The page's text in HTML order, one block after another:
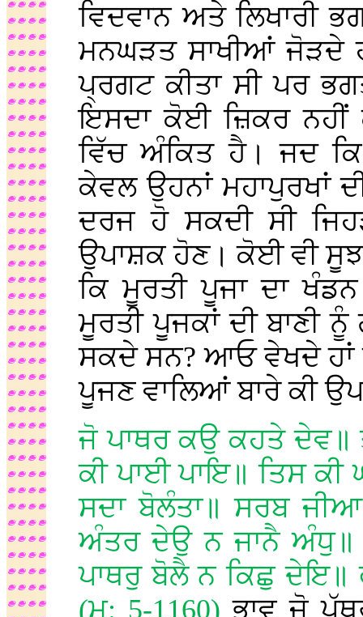
ਵਿਦਵਾਨ ਅਤੇ ਲਿਖਾਰੀ
ਮਨਘੜਤ ਸਾਖੀਆਂ ਜੋੜਦੇ
ਪ੍ਰਗਟ ਕੀਤਾ ਸੀ ਪਰ
ਇਸਦਾ ਕੋਈ ਜ਼ਿਕਰ ਨਹੀਂ
ਵਿੱਚ ਅੰਕਿਤ ਹੈ। ਜਦ ਕਿ
ਕੇਵਲ ਉਹਨਾਂ ਮਹਾਪੁਰਖਾਂ
ਦਰਜ ਹੋ ਸਕਦੀ ਸੀ
ਉਪਾਸ਼ਕ ਹੋਣ। ਕੋਈ ਵੀ
ਕਿ ਮੂਰਤੀ ਪੂਜਾ ਦਾ
ਮੂਰਤੀ ਪੂਜਕਾਂ ਦੀ ਬਾਣੀ
ਸਕਦੇ ਸਨ? ਆਓ ਵੇਖਦੇ ਹਾਂ
ਪੂਜਣ ਵਾਲਿਆਂ ਬਾਰੇ ਕੀ
ਜੋ ਪਾਥਰ ਕਉ ਕਹਤੇ ਦੇਵ॥
ਕੀ ਪਾਈ ਪਾਇ॥ ਤਿਸ
ਸਦਾ ਬੋਲੰਤਾ॥ ਸਰਬ
ਅੰਤਰ ਦੇਉ ਨ ਜਾਨੈ ਅੰਧੁ॥
ਪਾਥਰੁ ਬੋਲੈ ਨ ਕਿਛੁ
(ਮ: 5-1160)ਭਾਵ ਜੋ